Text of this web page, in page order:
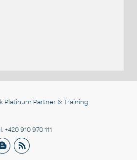
Platinum Partner & Training
910 970 111